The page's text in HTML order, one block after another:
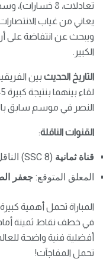
ويبحث عن انتفاضة على
الكبير.
التاريخ الحديث بين
النصر في موسم سابق
القنوات الناقلة:
قناة ثمانية (SSC 8) الناقل الحصري لدوري روشن
المعلق المتوقع: جعفر
المباراة تحمل أهمية
في خطف نقاط ثمينة
أفضلية فنية واضحة
تحمل المفاجآت!